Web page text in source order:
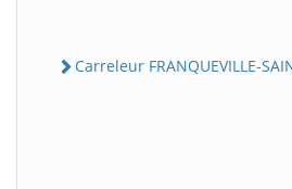
Carreleur FRANQUEVILLE-